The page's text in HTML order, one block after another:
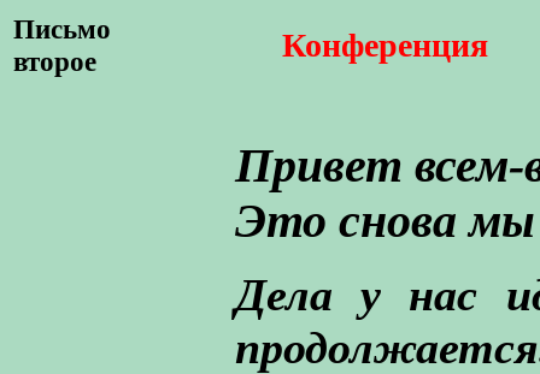
Письмо
второе
Конференция
Привет всем-
Это снова
Дела у нас